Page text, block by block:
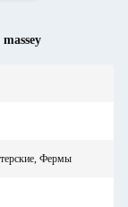
Фермы